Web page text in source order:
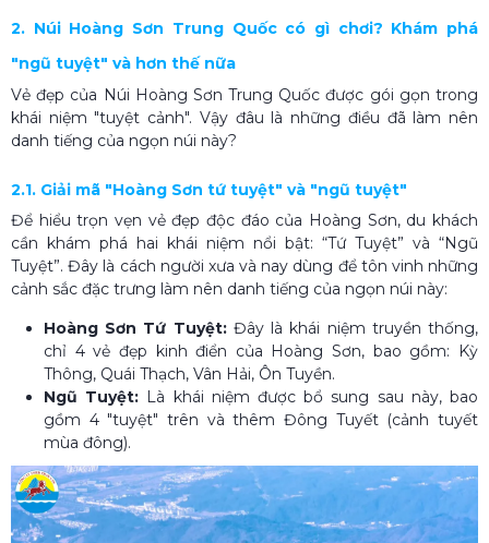
2. Núi Hoàng Sơn Trung Quốc có gì chơi? Khám phá
"ngũ tuyệt" và hơn thế nữa
Vẻ đẹp của Núi Hoàng Sơn Trung Quốc được gói gọn trong
khái niệm "tuyệt cảnh". Vậy đâu là những điều đã làm nên
danh tiếng của ngọn núi này?
2.1. Giải mã "Hoàng Sơn tứ tuyệt" và "ngũ tuyệt"
Để hiểu trọn vẹn vẻ đẹp độc đáo của Hoàng Sơn, du khách
cần khám phá hai khái niệm nổi bật: “Tứ Tuyệt” và “Ngũ
Tuyệt”. Đây là cách người xưa và nay dùng để tôn vinh những
cảnh sắc đặc trưng làm nên danh tiếng của ngọn núi này:
Hoàng Sơn Tứ Tuyệt: Đây là khái niệm truyền thống,
chỉ 4 vẻ đẹp kinh điển của Hoàng Sơn, bao gồm: Kỳ
Thông, Quái Thạch, Vân Hải, Ôn Tuyền.
Ngũ Tuyệt: Là khái niệm được bổ sung sau này, bao
gồm 4 "tuyệt" trên và thêm Đông Tuyết (cảnh tuyết
mùa đông).